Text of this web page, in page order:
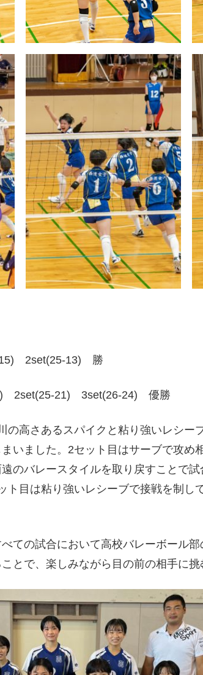
2set(25-13) 勝
2set(25-21) 3set(26-24) 優勝
の高さあるスパイクと粘り強いレシー
いました。2セット目はサーブで攻め
のバレースタイルを取り戻すことで
ト目は粘り強いレシーブで接戦を制し
ての試合において高校バレーボール
とで、楽しみながら目の前の相手に挑